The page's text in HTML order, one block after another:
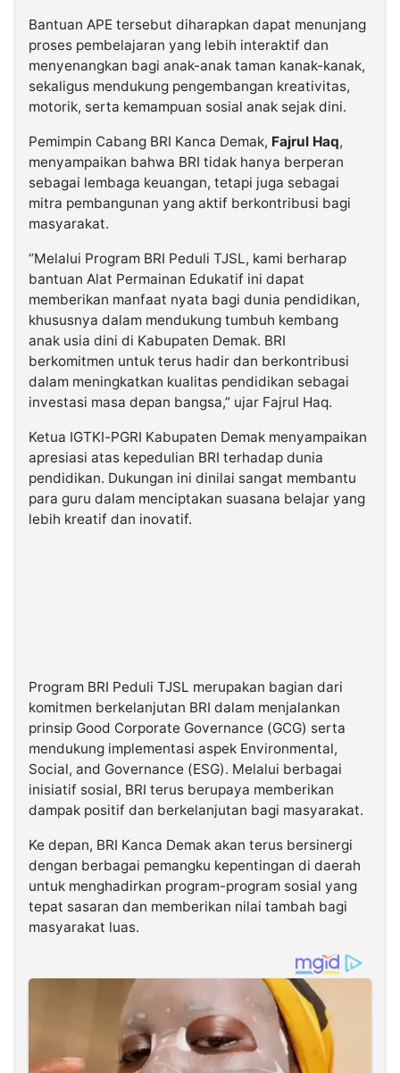
Bantuan APE tersebut diharapkan dapat menunjang
proses pembelajaran yang lebih interaktif dan
menyenangkan bagi anak-anak taman kanak-kanak,
sekaligus mendukung pengembangan kreativitas,
motorik, serta kemampuan sosial anak sejak dini.
Pemimpin Cabang BRI Kanca Demak, Fajrul Haq,
menyampaikan bahwa BRI tidak hanya berperan
sebagai lembaga keuangan, tetapi juga sebagai
mitra pembangunan yang aktif berkontribusi bagi
masyarakat.
“Melalui Program BRI Peduli TJSL, kami berharap
bantuan Alat Permainan Edukatif ini dapat
memberikan manfaat nyata bagi dunia pendidikan,
khususnya dalam mendukung tumbuh kembang
anak usia dini di Kabupaten Demak. BRI
berkomitmen untuk terus hadir dan berkontribusi
dalam meningkatkan kualitas pendidikan sebagai
investasi masa depan bangsa,” ujar Fajrul Haq.
Ketua IGTKI-PGRI Kabupaten Demak menyampaikan
apresiasi atas kepedulian BRI terhadap dunia
pendidikan. Dukungan ini dinilai sangat membantu
para guru dalam menciptakan suasana belajar yang
lebih kreatif dan inovatif.
Program BRI Peduli TJSL merupakan bagian dari
komitmen berkelanjutan BRI dalam menjalankan
prinsip Good Corporate Governance (GCG) serta
mendukung implementasi aspek Environmental,
Social, and Governance (ESG). Melalui berbagai
inisiatif sosial, BRI terus berupaya memberikan
dampak positif dan berkelanjutan bagi masyarakat.
Ke depan, BRI Kanca Demak akan terus bersinergi
dengan berbagai pemangku kepentingan di daerah
untuk menghadirkan program-program sosial yang
tepat sasaran dan memberikan nilai tambah bagi
masyarakat luas.